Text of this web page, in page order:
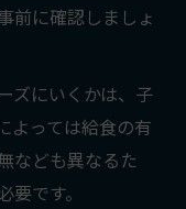
育園の保育内
ルの役割とは
り時間と対応
の特徴
前に確認しましょ
ズにいくかは、子
よっては給食の有
なども異なるた
です。